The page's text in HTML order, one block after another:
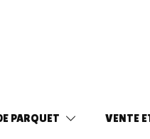
PARQUET VENTE